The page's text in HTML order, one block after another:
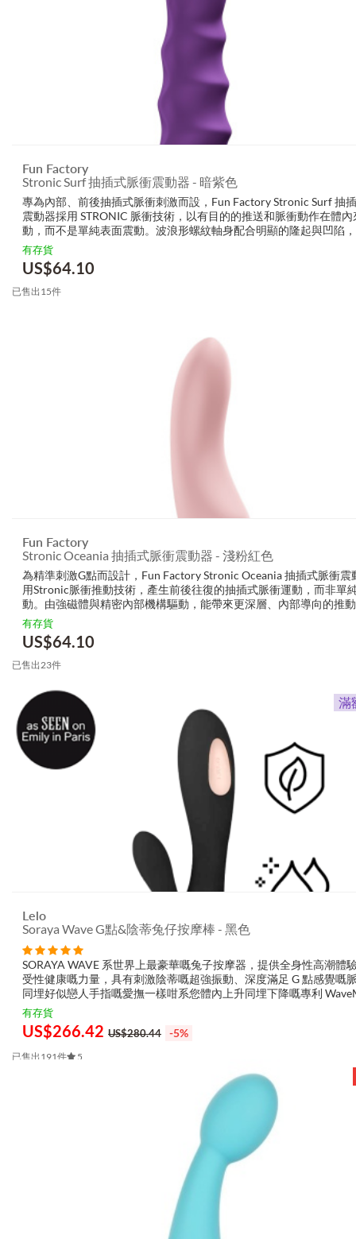
Fun Factory
Stronic Surf 抽插式脈衝震動器 - 暗紫色
專為內部、前後抽插式脈衝刺激而設，Fun Factory Stronic Surf 抽
震動器採用 STRONIC 脈衝技術，以有目的的推送和脈衝動作在體內
動，而不是單純表面震動。波浪形螺紋軸身配合明顯的隆起與凹陷
潤的插入頭與略為喇叭口的底部，令每一次推入都有層次感與安定
備...
有存貨
US$64.10
已售出15件
Fun Factory
Stronic Oceania 抽插式脈衝震動器 - 淺粉紅色
為精準刺激G點而設計，Fun Factory Stronic Oceania 抽插式脈衝震
用Stronic脈衝推動技術，產生前後往復的抽插式脈衝運動，而非單
動。由強磁體與精密內部機構驅動，能帶來更深層、內部導向的推
有機會提供接近伴侶般的內部節奏感。上軸以絲絨般的醫療級矽膠
合...
有存貨
US$64.10
已售出23件
Lelo
Soraya Wave G點&陰蒂兔仔按摩棒 - 黑色
SORAYA WAVE 系世界上最豪華嘅兔子按摩器，提供全身性高潮體
受性健康嘅力量，具有刺激陰蒂嘅超強振動、深度滿足 G 點感覺嘅
同埋好似戀人手指嘅愛撫一樣咁系您體內上升同埋下降嘅專利
技術，SORAYA WAVE 是一種三重威脅，讓浪潮嘅高潮一次又一次
有存貨
US$266.42 US$280.44 -5%
已售出191件 5